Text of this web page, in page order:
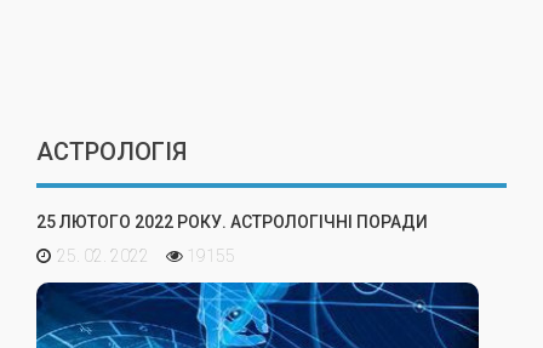
АСТРОЛОГІЯ
25 ЛЮТОГО 2022 РОКУ. АСТРОЛОГІЧНІ ПОРАДИ
25. 02. 2022
19155